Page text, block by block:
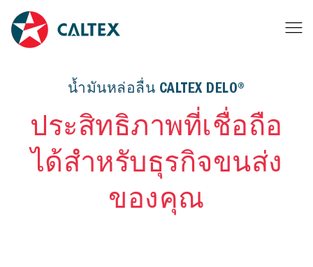
น้ำมันหล่อลื่น CALTEX DELO®
ประสิทธิภาพที่เชื่อถือ
ได้สำหรับธุรกิจขนส่ง
ของคุณ